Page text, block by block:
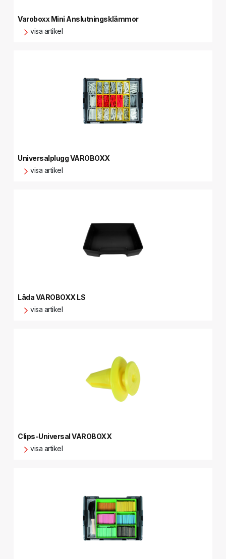
Varoboxx Mini Anslutningsklämmor
visa artikel
Universalplugg VAROBOXX
visa artikel
Låda VAROBOXX LS
visa artikel
Clips-Universal VAROBOXX
visa artikel